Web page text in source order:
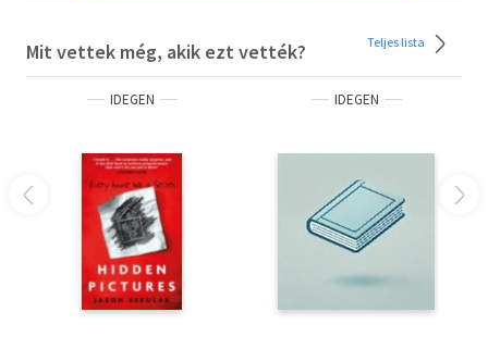
Mit vettek még, akik ezt vették? Teljes lista
IDEGEN IDEGEN